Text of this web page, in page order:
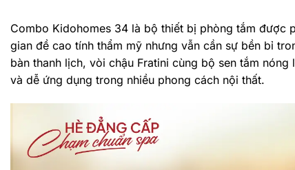
Combo Kidohomes 34 là bộ thiết bị phòng tắm được
gian đề cao tính thẩm mỹ nhưng vẫn cần sự bền bỉ
bàn thanh lịch, vòi chậu Fratini cùng bộ sen tắm
và dễ ứng dụng trong nhiều phong cách nội thất.